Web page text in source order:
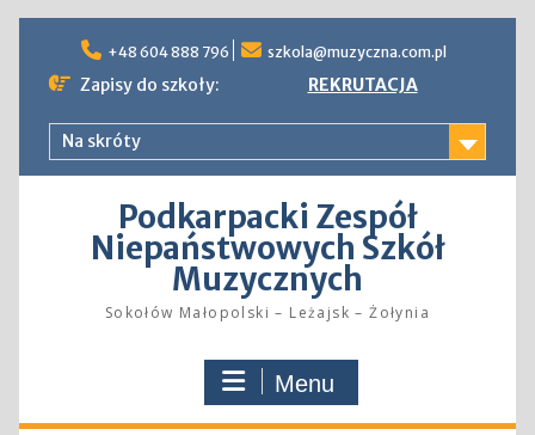
content
+48 604 888 796 szkola@muzyczna.com.pl
Zapisy do szkoły: REKRUTACJA
Na skróty
Podkarpacki Zespół
Niepaństwowych Szkół
Muzycznych
Sokołów Małopolski – Leżajsk – Żołynia
Menu